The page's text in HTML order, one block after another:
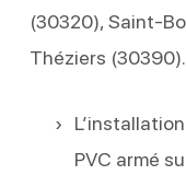
(30320), Saint-
Théziers
PVC armé